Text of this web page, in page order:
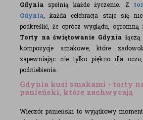
Gdynia spełnią każde życzenie. Z
Gdynia , każda celebracja staje się
podkreślić, że oprócz wyglądu, ogromną
Torty na świętowanie Gdynia
kompozycje smakowe, które
zapewniając nie tylko piękno dla
podniebienia.
Gdynia kusi smakami - torty
panieński, które zachwycają
Wieczór panieński to wyjątkowy